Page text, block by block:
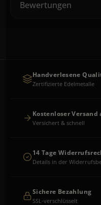
Bewertungen
Handverlesene
Zertifizierte Edelmetalle
Kostenloser Versand
Versichert & schnell
14 Tage
Details in der
Sichere Bezahlung
SSL-verschlüsselt